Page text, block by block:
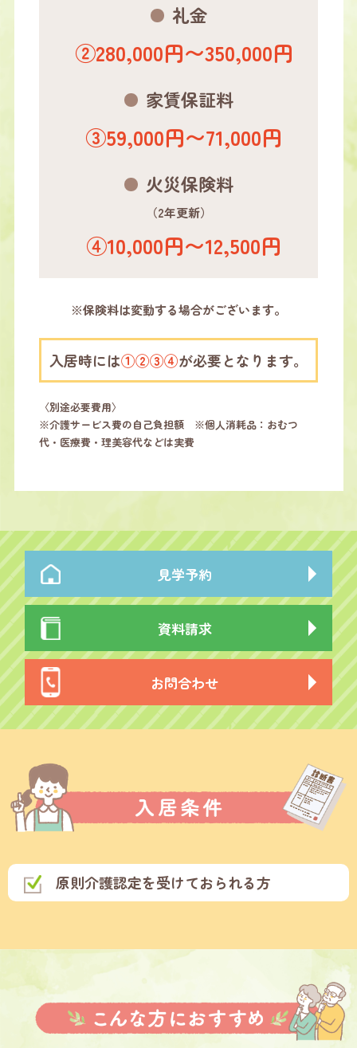
礼金
②280,000円〜350,000円
家賃保証料
③59,000円〜71,000円
火災保険料
（2年更新）
④10,000円〜12,500円
※保険料は変動する場合がございます。
入居時には①②③④が必要となります。
〈別途必要費用〉
※介護サービス費の自己負担額 ※個人消耗品：おむつ
代・医療費・理美容代などは実費
見学予約
資料請求
お問合わせ
原則介護認定を受けておられる方